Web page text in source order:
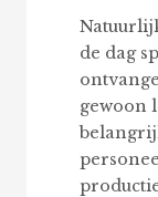
de dag
gewoon